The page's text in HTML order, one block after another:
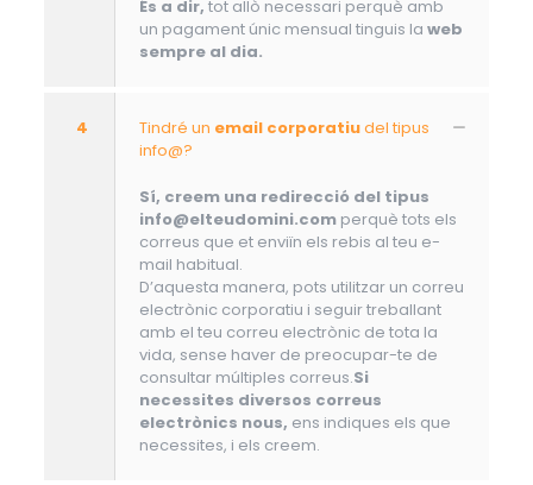
És a dir, tot allò necessari perquè amb
un pagament únic mensual tinguis la web
sempre al dia.
4 Tindré un email corporatiudel tipus
info@?
Sí, creem una redirecció del tipus
info@elteudomini.comperquè tots els
correus que et enviïn els rebis al teu e-
mail habitual.
D’aquesta manera, pots utilitzar un correu
electrònic corporatiu i seguir treballant
amb el teu correu electrònic de tota la
vida, sense haver de preocupar-te de
consultar múltiples correus.Si
necessites diversos correus
electrònics nous, ens indiques els que
necessites, i els creem.